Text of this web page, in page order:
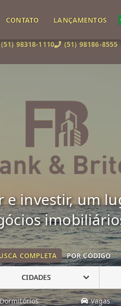
(51) 98318-1110 (51) 98186-8555
CONTATO LANÇAMENTOS
investir, um
COMPLETA POR CÓDIGO
CIDADES
Vagas